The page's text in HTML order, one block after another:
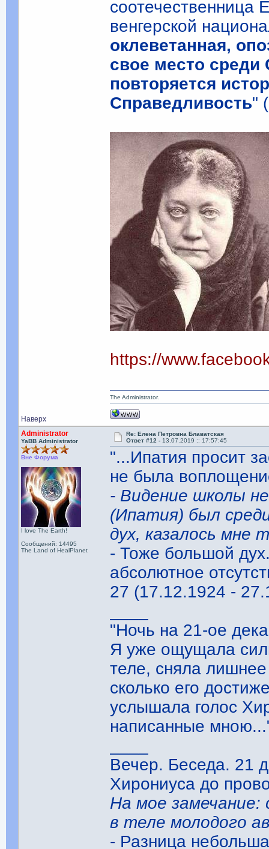
соотечественница
венгерской
оклеветанная,
свое место среди
повторяется
Справедливость"
https://
Наверх
The Administrator.
Administrator
YaBB Administrator
Вне Форума
I love The Earth!
Сообщений: 14495
The Land of HealPlanet
Re: Елена Петровна Блаватская
Ответ #12 - 13.07.2019 :: 17:57:45
"...Ипатия просит
не была
- Видение школы
(Ипатия) был
дух, казалось мне
- Тоже большой
абсолютное
27 (17.12.1924 -
"Ночь на 21-ое
Я уже ощущала
теле, сняла
сколько его
услышала голос
написанные
Вечер. Беседа. 21
Хирониуса до
На мое
в теле молодого
- Разница